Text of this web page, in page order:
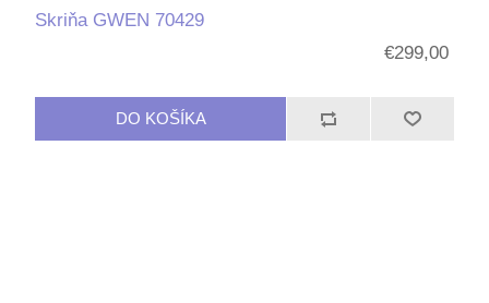
Skriňa GWEN 70429
€299,00